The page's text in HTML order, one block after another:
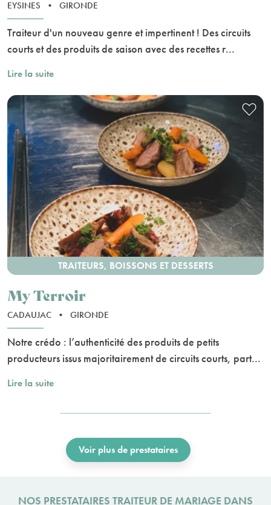
EYSINES • GIRONDE
Traiteur d'un nouveau genre et impertinent ! Des circuits
courts et des produits de saison avec des recettes r...
Lire la suite
TRAITEURS, BOISSONS ET DESSERTS
My Terroir
CADAUJAC • GIRONDE
Notre crédo : l’authenticité des produits de petits
producteurs issus majoritairement de circuits courts, part...
Lire la suite
Voir plus de prestataires
NOS PRESTATAIRES TRAITEUR DE MARIAGE DANS